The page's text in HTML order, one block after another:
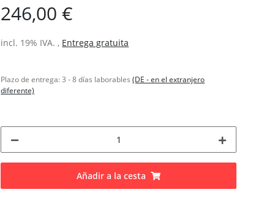
246,00 €
incl. 19% IVA. , Entrega gratuita
Plazo de entrega:3 - 8 días laborables(DE - en el extranjero
diferente)
Añadir a la cesta